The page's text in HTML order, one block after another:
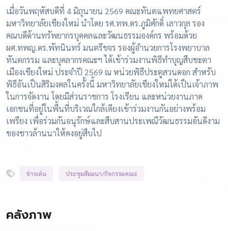
เมื่อวันพฤหัสบดีที่ 4 มิถุนายน 2569 คณะทันตแพทยศาสตร์
มหาวิทยาลัยเชียงใหม่ นำโดย รศ.ทพ.ดร.ภูมิศักดิ์ เลาวกุล รอง
คณบดีด้านทรัพยากรบุคคลและวัฒนธรรมองค์กร พร้อมด้วย
ผศ.ทพญ.ดร.พัทนินทร์ มนตรีขจร รองผู้อำนวยการโรงพยาบาล
ทันตกรรม และบุคลากรคณะฯ ได้เข้าร่วมงานพิธีทำบุญสืบชะตา
เมืองเชียงใหม่ ประจำปี 2569 ณ หน่วยพิธีประตูสวนดอก สำหรับ
พิธีอันเป็นสิริมงคลในครั้งนี้ มหาวิทยาลัยเชียงใหม่ได้เป็นเจ้าภาพ
ในการจัดงาน โดยมีส่วนราชการ โรงเรียน และหน่วยงานภาค
เอกชนที่อยู่ในพื้นที่บริเวณใกล้เคียงเข้าร่วมงานกันอย่างพร้อม
เพรียง เพื่อร่วมกันอนุรักษ์และสืบสานประเพณีวัฒนธรรมอันดีงาม
ของชาวล้านนาให้คงอยู่สืบไป
ข่าวเด่น ประชุมสัมมนา/กิจกรรมคณะ
คลังภาพ